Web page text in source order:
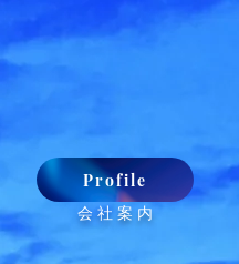
Profile
​ 会 社 案 内